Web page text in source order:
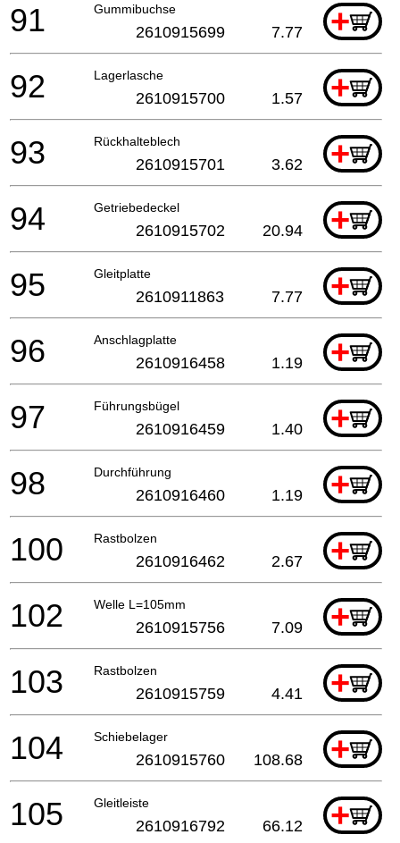
Gummibuchse +
91 2610915699 7.77
Lagerlasche +
92 2610915700 1.57
Rückhalteblech +
93 2610915701 3.62
Getriebedeckel +
94 2610915702 20.94
Gleitplatte +
95 2610911863 7.77
Anschlagplatte +
96 2610916458 1.19
Führungsbügel +
97 2610916459 1.40
Durchführung +
98 2610916460 1.19
Rastbolzen +
100 2610916462 2.67
Welle L=105mm +
102 2610915756 7.09
Rastbolzen +
103 2610915759 4.41
Schiebelager +
104 2610915760 108.68
Gleitleiste +
105 2610916792 66.12